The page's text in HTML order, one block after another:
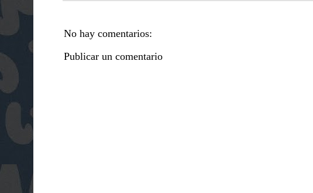
No hay comentarios:
Publicar un comentario